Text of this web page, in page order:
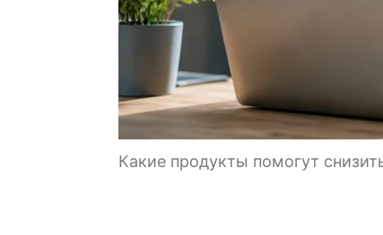
Какие продукты помогут